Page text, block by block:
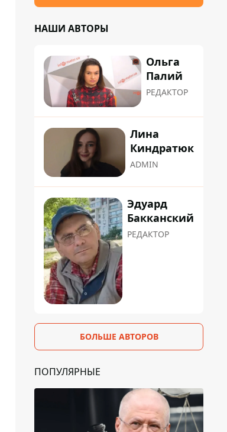
НАШИ АВТОРЫ
Ольга
Палий
РЕДАКТОР
Лина
Киндратюк
ADMIN
Эдуард
Бакканский
РЕДАКТОР
БОЛЬШЕ АВТОРОВ
ПОПУЛЯРНЫЕ